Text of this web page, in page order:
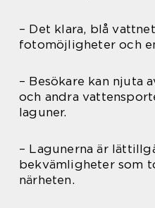
– Det klara, blå
fotomöjligheter och
– Besökare kan njuta
och andra
laguner.
– Lagunerna är
bekvämligheter som
närheten.